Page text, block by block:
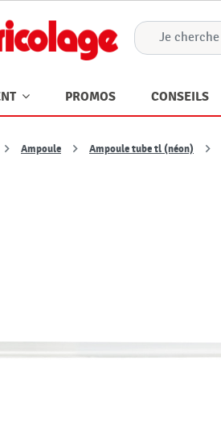
PROMOS CONSEILS
Ampoule Ampoule tube tl (néon)